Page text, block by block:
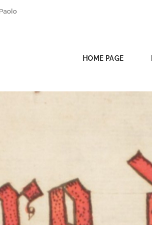
HOME PAGE